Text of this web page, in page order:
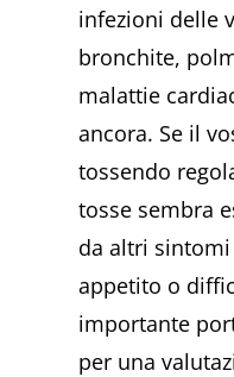
infezioni delle
bronchite,
malattie
ancora. Se il
tossendo
tosse sembra
da altri
appetito o
importante
per una